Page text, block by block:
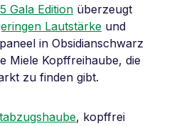
Gala Edition überzeugt
Lautstärke und
in Obsidianschwarz
Miele Kopffreihaube, die
zu finden gibt.
, kopffrei